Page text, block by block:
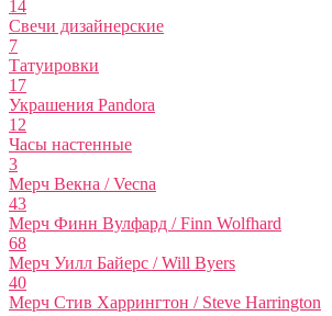
14
Свечи дизайнерские
7
Татуировки
17
Украшения Pandora
12
Часы настенные
3
Мерч Векна / Vecna
43
Мерч Финн Вулфард / Finn Wolfhard
68
Мерч Уилл Байерс / Will Byers
40
Мерч Стив Харрингтон / Steve Harrington